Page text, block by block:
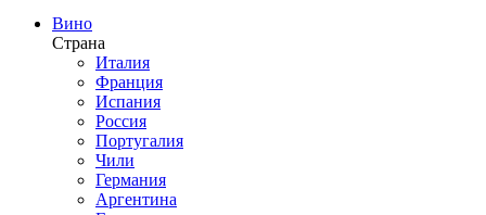
Вино
Страна
Италия
Франция
Испания
Россия
Португалия
Чили
Германия
Аргентина